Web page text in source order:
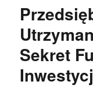
Sekret